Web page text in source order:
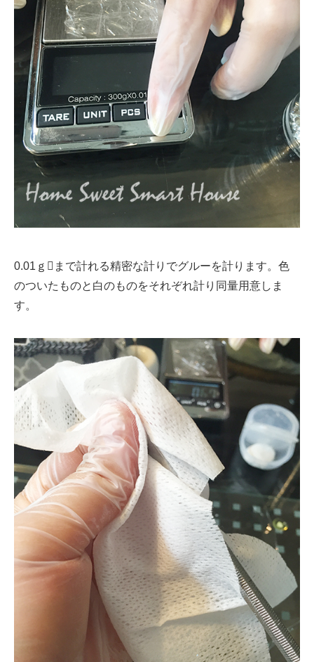
0.01ｇまで計れる精密な計りでグルーを計ります。色
のついたものと白のものをそれぞれ計り同量用意しま
す。